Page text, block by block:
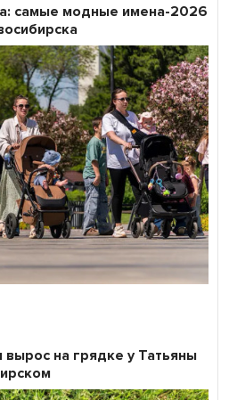
самые модные имена-2026
на грядке у Татьяны